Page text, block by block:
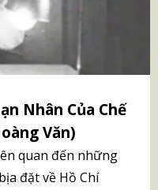
Nhân Của Chế
Văn)
quan đến những
đặt về Hồ Chí